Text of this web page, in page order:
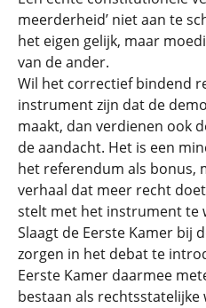
meerderheid’ niet aan te
het eigen gelijk, maar
van de ander.
Wil het correctief bindend
instrument zijn dat de
maakt, dan verdienen ook
de aandacht. Het is een
het referendum als bonus,
verhaal dat meer recht
stelt met het instrument te
Slaagt de Eerste Kamer bij
zorgen in het debat te
Eerste Kamer daarmee
bestaan als rechtsstatelijke